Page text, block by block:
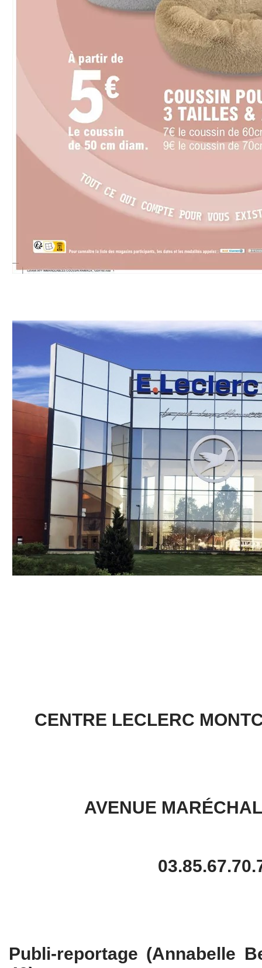
CENTRE LECLERC
AVENUE
Publi-reportage (Annabelle